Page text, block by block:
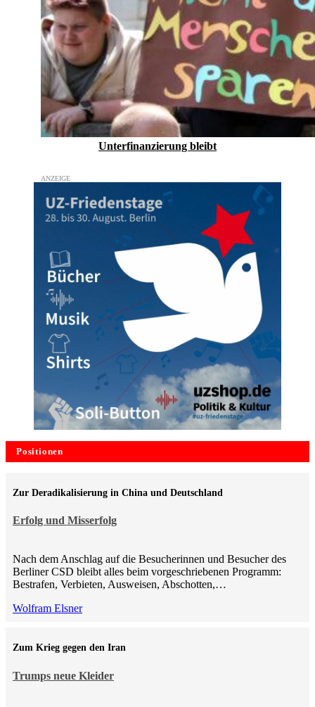
Unterfinanzierung bleibt
Positionen
Erfolg und Misserfolg
Zur Deradikalisierung in China und Deutschland
Nach dem Anschlag auf die Besucherinnen und Besucher des
Berliner CSD bleibt alles beim vorgeschriebenen Programm:
Bestrafen, Verbieten, Ausweisen, Abschotten,…
Wolfram Elsner
Trumps neue Kleider
Zum Krieg gegen den Iran